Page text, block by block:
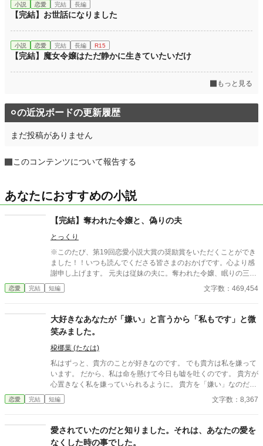
小説 恋愛 完結 長編
【完結】お世話になりました
小説 恋愛 完結 長編 R15
【完結】魔女令嬢はただ静かに生きていたいだけ
もっと見る
⚪︎の近況ボードの更新履歴
まだ投稿がありません
このコンテンツについて報告する
あなたにおすすめの小説
【完結】奪われた令嬢と、偽りの夫
とっくり
※このたび、第19回恋愛小説大賞の奨励賞をいただくことができ
ました！！いつも読んでくださる皆さまのおかげです。心より感
謝申し上げます。 元夫は従妹の夫に。奪われた令嬢、眠りの三年
を取り返す。 伯爵令嬢アデルは、愛する夫ルイと結婚してわずか
二週間後、 階段から転落して三年間の眠りについた。 目を覚ます
屋敷も令嬢としての立場も、すべてが消えていた。 そして何より
信じられなかったのは、 夫だったはずのルイが、 アデルの従妹リ
ゼットの“夫”になっていたこと。 冷たく距離を置くルイ。 優しく
気遣うリゼット。 変わり果てた家族。 これは、奪われた令嬢が這
い上がり、 偽りの夫と向き合い、 眠りの三年間に隠された謎へ挑
む物語。 そして、 幸せだったはずの未来を壊した相手に── 必ず
ざまぁを返す。
恋愛 完結 短編 文字数：469,454
大好きなあなたが「嫌い」と言うから「私もです」と微
笑みました。
桗梛葉 (たなは)
私はずっと、貴方のことが好きなのです。 でも貴方は私を嫌って
います。 だから、私は命を懸けて今日も嘘を吐くのです。 貴方が
心置きなく私を嫌っていられるように。 貴方を「嫌い」なのだと
告げるのです。
恋愛 完結 短編 文字数：8,367
愛されていたのだと知りました。それは、あなたの愛を
なくした時の事でした。